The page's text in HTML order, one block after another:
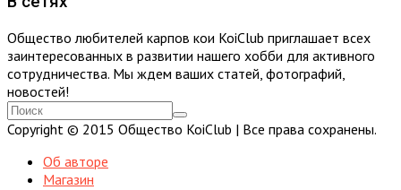
Общество любителей карпов кои KoiClub приглашает всех
заинтересованных в развитии нашего хобби для активного
сотрудничества. Мы ждем ваших статей, фотографий,
новостей!
Copyright © 2015 Общество KoiClub | Все права сохранены.
Об авторе
Магазин